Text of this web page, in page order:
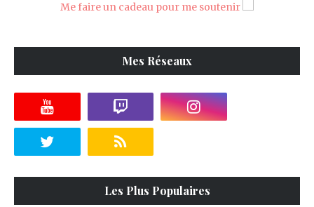
Me faire un cadeau pour me soutenir
Mes Réseaux
Les Plus Populaires